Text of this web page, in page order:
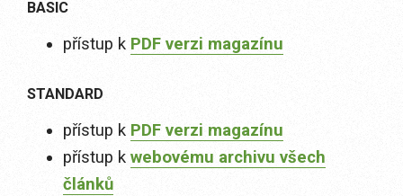
BASIC
přístup k PDF verzi magazínu
STANDARD
přístup k PDF verzi magazínu
přístup k webovému archivu všech
článků